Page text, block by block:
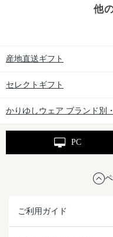
他
産地直送ギフト
セレクトギフト
かりゆしウェア ブランド別
PC
ご利用ガイド